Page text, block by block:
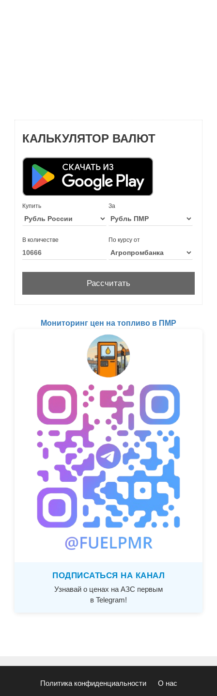
КАЛЬКУЛЯТОР ВАЛЮТ
Купить За
В количестве По курсу от
Мониторинг цен на топливо в ПМР
ПОДПИСАТЬСЯ НА КАНАЛ
Узнавай о ценах на АЗС первым
в Telegram!
Политика конфиденциальности О нас